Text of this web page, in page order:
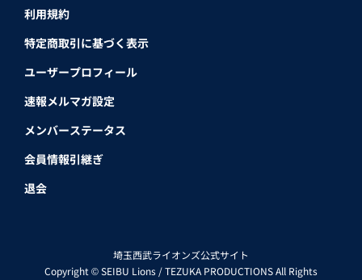
利用規約
特定商取引に基づく表示
ユーザープロフィール
速報メルマガ設定
メンバーステータス
会員情報引継ぎ
退会
埼玉西武ライオンズ公式サイト
Copyright © SEIBU Lions / TEZUKA PRODUCTIONS All Rights